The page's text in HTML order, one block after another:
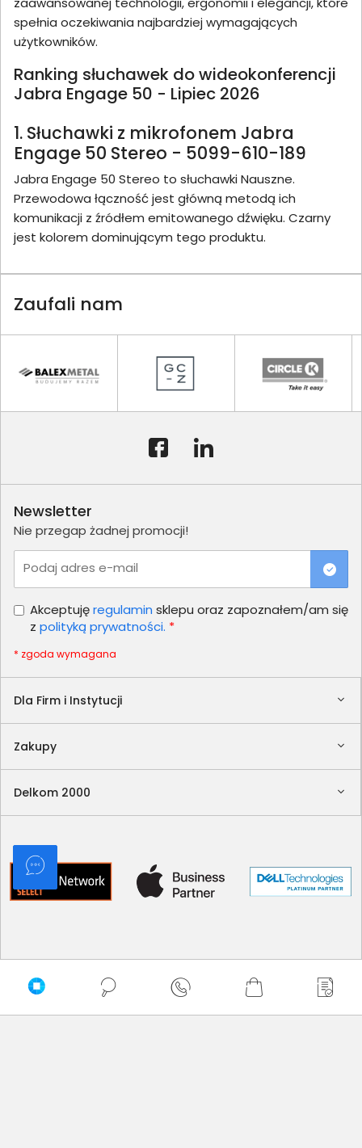
spełnia oczekiwania najbardziej wymagających
użytkowników.
Ranking słuchawek do wideokonferencji
Jabra Engage 50 - Lipiec 2026
1. Słuchawki z mikrofonem Jabra
Engage 50 Stereo - 5099-610-189
Jabra Engage 50 Stereo to słuchawki Nauszne.
Przewodowa łączność jest główną metodą ich
komunikacji z źródłem emitowanego dźwięku. Czarny
jest kolorem dominującym tego produktu.
Zaufali nam
Dla Firm i Instytucji
Zakupy
Delkom 2000
Newsletter
Nie przegap żadnej promocji!
Podaj adres e-mail
Akceptujęregulamin sklepu oraz zapoznałem/am się
z polityką prywatności. *
* zgoda wymagana